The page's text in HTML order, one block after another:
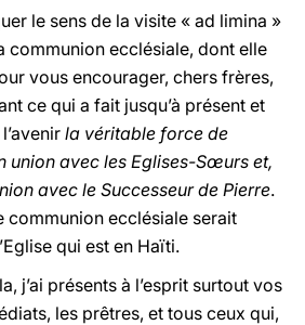
le sens de la visite « ad limina »
communion ecclésiale, dont elle
vous encourager, chers frères,
ce qui a fait jusqu’à présent et
la véritable force de
union avec les Eglises-Sœurs et,
avec le Successeur de Pierre.
communion ecclésiale serait
qui est en Haïti.
j’ai présents à l’esprit surtout vos
les prêtres, et tous ceux qui,